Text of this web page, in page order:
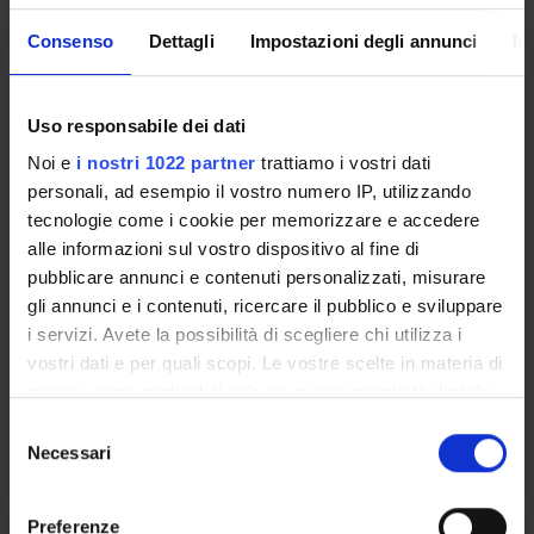
Consenso Dettagli Impostazioni degli annunci
Uso responsabile dei dati
Noi e i nostri 1022 partner trattiamo i vostri dati
personali, ad esempio il vostro numero IP, utilizzando
tecnologie come i cookie per memorizzare e accedere
alle informazioni sul vostro dispositivo al fine di
pubblicare annunci e contenuti personalizzati, misurare
gli annunci e i contenuti, ricercare il pubblico e sviluppare
i servizi. Avete la possibilità di scegliere chi utilizza i
vostri dati e per quali scopi. Le vostre scelte in materia di
modificare o revocare il proprio consenso in qualsiasi
momento dalla Dichiarazione sui cookie o facendo clic
Necessari
Preferenze
RADIOLOGIA
ODONTOSTOMATOLOGICA
Credits
1
Period
Lezioni TRSM 1 ANNO 2 SEM
Location
VERONA
Academic staff
Marco Barillari
Lessons timetable